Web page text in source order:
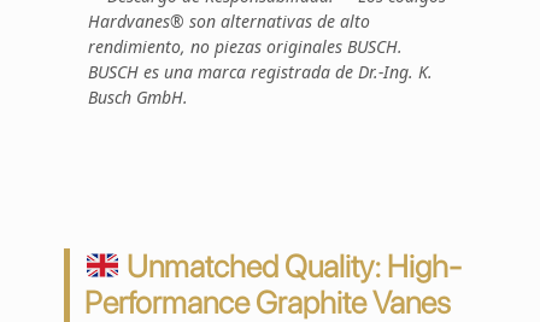
Hardvanes® son alternativas de alto
rendimiento, no piezas originales BUSCH.
BUSCH es una marca registrada de Dr.-Ing. K.
Busch GmbH.
Unmatched Quality: High-
Performance Graphite Vanes